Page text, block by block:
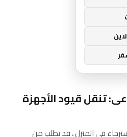
تنقل قيود الأجهزة
في المنزل ، قد تطلب من